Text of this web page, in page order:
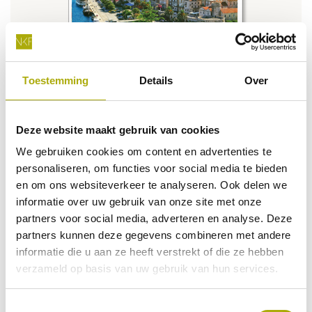
Toestemming Details Over
Deze website maakt gebruik van cookies
We gebruiken cookies om content en advertenties te
personaliseren, om functies voor social media te bieden
en om ons websiteverkeer te analyseren. Ook delen we
informatie over uw gebruik van onze site met onze
partners voor social media, adverteren en analyse. Deze
partners kunnen deze gegevens combineren met andere
informatie die u aan ze heeft verstrekt of die ze hebben
verzameld op basis van uw gebruik van hun services.
Fotokalender Europa
Terug naar alle kalenders